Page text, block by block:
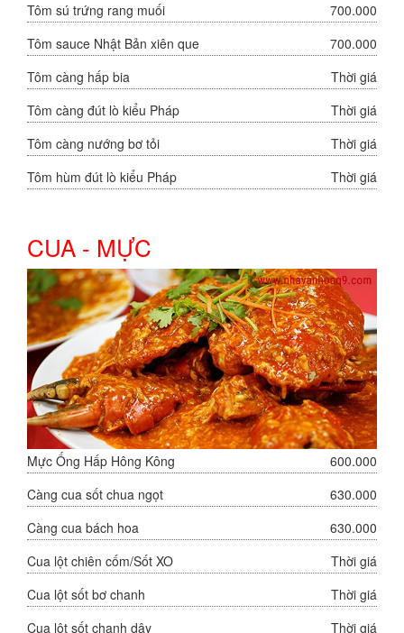
Tôm sú trứng rang muối
700.000
Tôm sauce Nhật Bản xiên que
700.000
Tôm càng hấp bia
Thời giá
Tôm càng đút lò kiểu Pháp
Thời giá
Tôm càng nướng bơ tỏi
Thời giá
Tôm hùm đút lò kiểu Pháp
Thời giá
CUA - MỰC
Mực Ống Hấp Hông Kông
600.000
Càng cua sốt chua ngọt
630.000
Càng cua bách hoa
630.000
Cua lột chiên cốm/Sốt XO
Thời giá
Cua lột sốt bơ chanh
Thời giá
Cua lột sốt chanh dây
Thời giá